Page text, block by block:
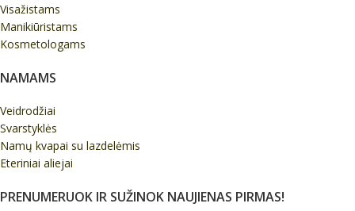
Visažistams
Manikiūristams
Kosmetologams
NAMAMS
Veidrodžiai
Svarstyklės
Namų kvapai su lazdelėmis
Eteriniai aliejai
PRENUMERUOK IR SUŽINOK NAUJIENAS PIRMAS!